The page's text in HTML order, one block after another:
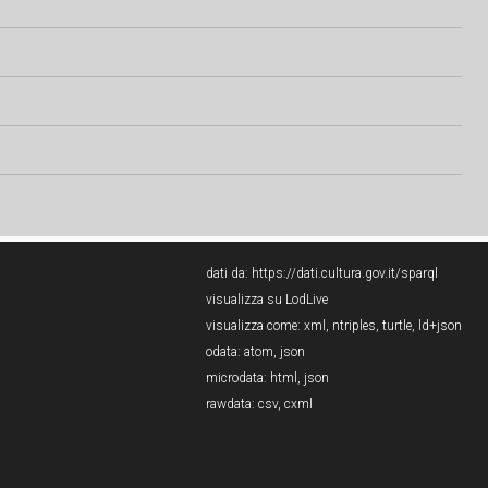
dati da: https://dati.cultura.gov.it/sparql
visualizza su LodLive
visualizza come: xml , ntriples, turtle, ld+json
odata: atom, json
microdata: html , json
rawdata: csv, cxml